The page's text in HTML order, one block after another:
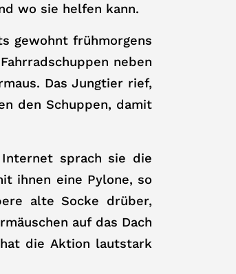
wo sie helfen kann.
gewohnt frühmorgens
neben
Das Jungtier rief,
den Schuppen, damit
sprach sie die
ihnen eine Pylone, so
alte Socke drüber,
auf das Dach
die Aktion lautstark